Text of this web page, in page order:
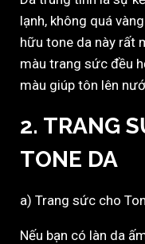
lạnh, không quá
hữu tone da này rất
màu trang sức đều
màu giúp tôn lên
2. TRANG
TONE DA
a) Trang sức cho
Nếu bạn có làn da